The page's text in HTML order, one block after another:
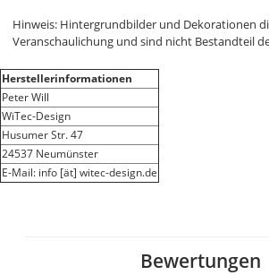
Hinweis: Hintergrundbilder und Dekorationen
Veranschaulichung und sind nicht Bestandteil
Herstellerinformationen
Peter Will
WiTec-Design
Husumer Str. 47
24537 Neumünster
E-Mail: info [ät] witec-design.de
Bewertungen